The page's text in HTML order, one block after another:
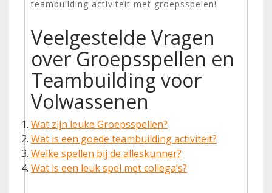
teambuilding activiteit met groepsspelen!
Veelgestelde Vragen
over Groepsspellen en
Teambuilding voor
Volwassenen
Wat zijn leuke Groepsspellen?
Wat is een goede teambuilding activiteit?
Welke spellen bij de alleskunner?
Wat is een leuk spel met collega’s?